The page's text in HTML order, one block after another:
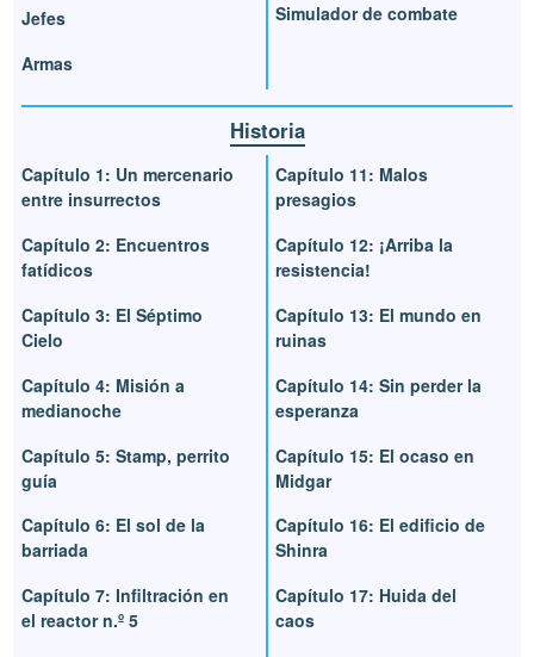
Jefes
Armas
Simulador de combate
Historia
Capítulo 1: Un mercenario
entre insurrectos
Capítulo 2: Encuentros
fatídicos
Capítulo 3: El Séptimo
Cielo
Capítulo 4: Misión a
medianoche
Capítulo 5: Stamp, perrito
guía
Capítulo 6: El sol de la
barriada
Capítulo 7: Infiltración en
el reactor n.º 5
Capítulo 11: Malos
presagios
Capítulo 12: ¡Arriba la
resistencia!
Capítulo 13: El mundo en
ruinas
Capítulo 14: Sin perder la
esperanza
Capítulo 15: El ocaso en
Midgar
Capítulo 16: El edificio de
Shinra
Capítulo 17: Huida del
caos